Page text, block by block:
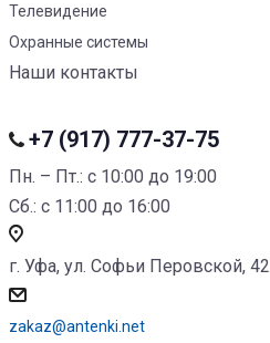
Телевидение
Охранные системы
Наши контакты
+7 (917) 777-37-75
Пн. – Пт.: с 10:00 до 19:00
Сб.: с 11:00 до 16:00
г. Уфа, ул. Софьи Перовской, 42
zakaz@antenki.net